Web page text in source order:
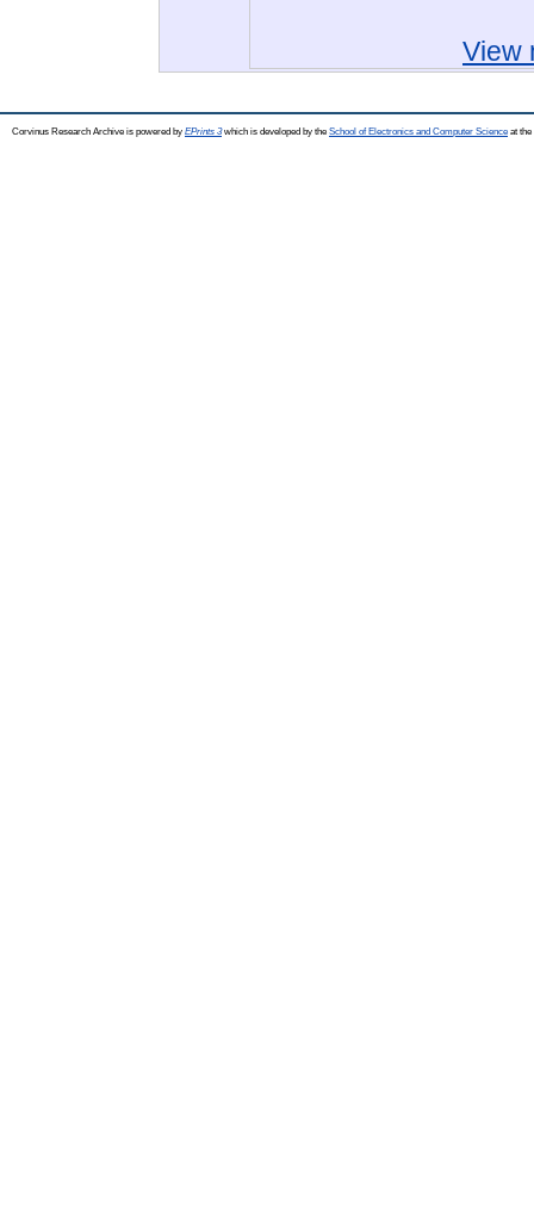
View
Corvinus Research Archive is powered by EPrints 3which is developed by the School of Electronics and Computer Science at